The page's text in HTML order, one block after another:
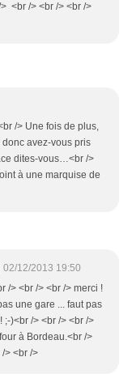
<br /> <br /> <br />
/> Une fois de plus,
donc avez-vous pris
dites-vous…<br />
à une marquise de
02/12/2013 19:50
/> <br /> <br /> merci !
une gare ... faut pas
;-)<br /> <br /> <br />
à Bordeau.<br />
> <br />